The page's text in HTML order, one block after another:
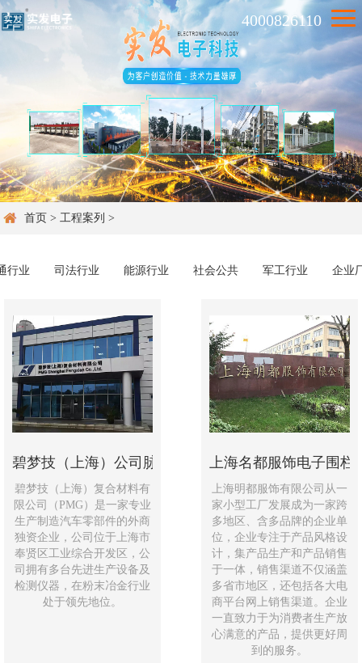
4000826110
首页 > 工程案列 >
行业 司法行业 能源行业 社会公共 军工行业 企业
碧梦技（上海）公司脉冲电子围栏项目
碧梦技（上海）复合材料有
限公司（PMG）是一家专业
生产制造汽车零部件的外商
独资企业，公司位于上海市
奉贤区工业综合开发区，公
司拥有多台先进生产设备及
检测仪器，在粉末冶金行业
处于领先地位。
上海名都服饰电子围栏
上海明都服饰有限公司从一
家小型工厂发展成为一家跨
多地区、含多品牌的企业单
位，企业专注于产品风格设
计，集产品生产和产品销售
于一体，销售渠道不仅涵盖
多省市地区，还包括各大电
商平台网上销售渠道。企业
一直致力于为消费者生产放
心满意的产品，提供更好周
到的服务。